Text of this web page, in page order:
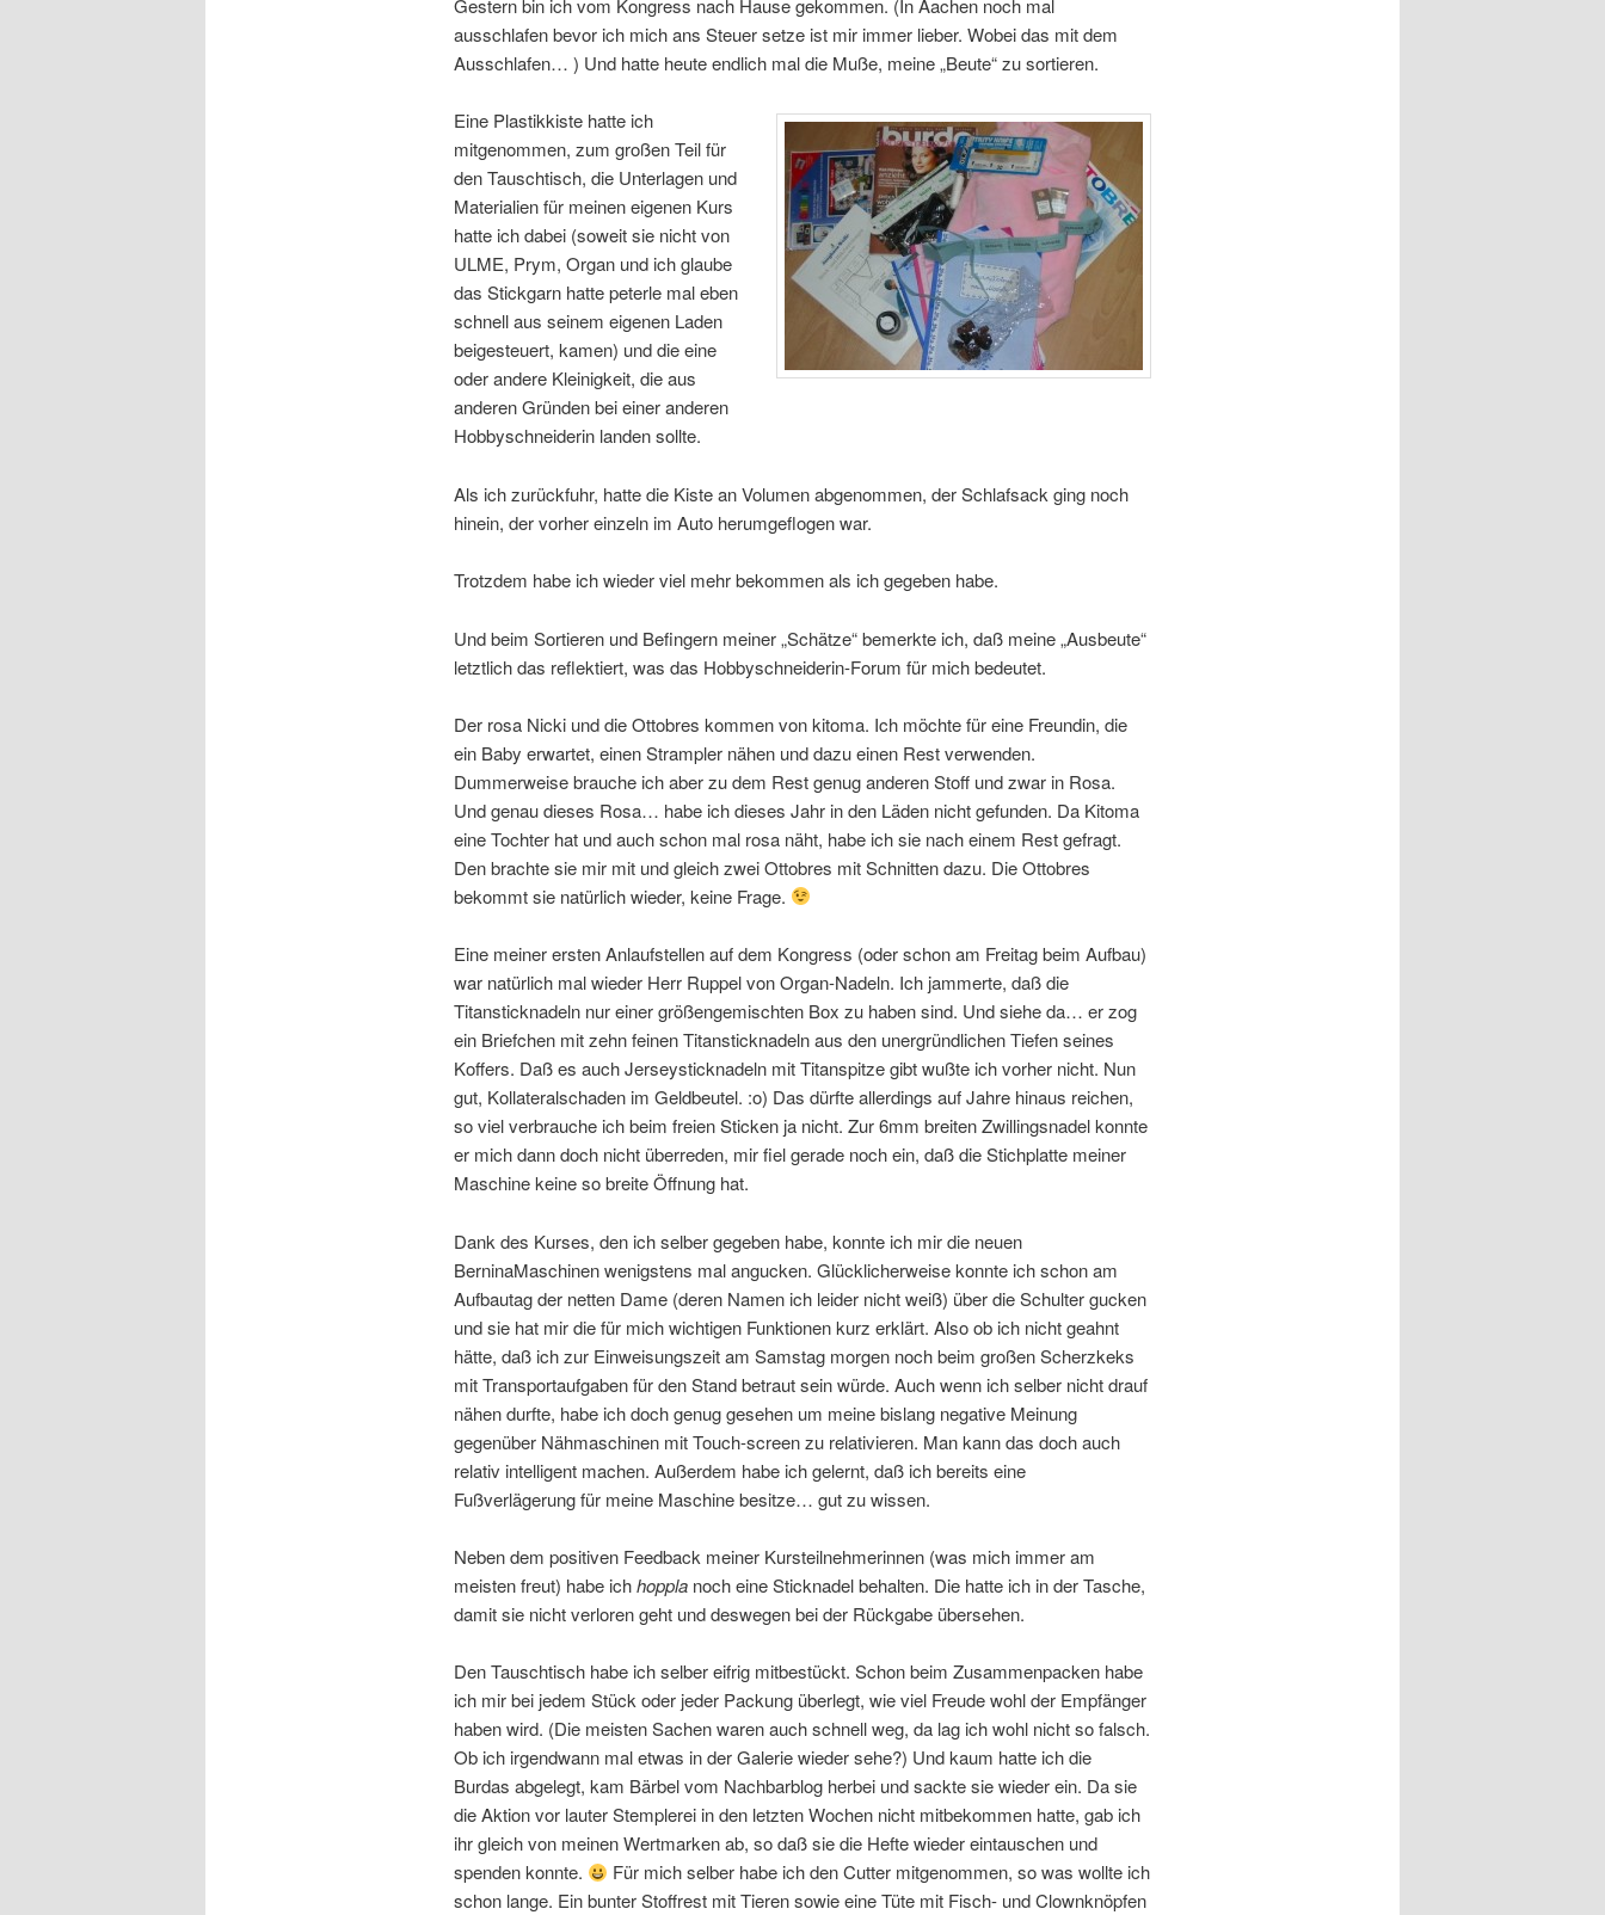
Gestern bin ich vom Kongress nach Hause gekommen. (In Aachen noch mal
ausschlafen bevor ich mich ans Steuer setze ist mir immer lieber. Wobei das mit dem
Ausschlafen… ) Und hatte heute endlich mal die Muße, meine „Beute“ zu sortieren.
Eine Plastikkiste hatte ich
mitgenommen, zum großen Teil für
den Tauschtisch, die Unterlagen und
Materialien für meinen eigenen Kurs
hatte ich dabei (soweit sie nicht von
ULME, Prym, Organ und ich glaube
das Stickgarn hatte peterle mal eben
schnell aus seinem eigenen Laden
beigesteuert, kamen) und die eine
oder andere Kleinigkeit, die aus
anderen Gründen bei einer anderen
Hobbyschneiderin landen sollte.
Als ich zurückfuhr, hatte die Kiste an Volumen abgenommen, der Schlafsack ging noch
hinein, der vorher einzeln im Auto herumgeflogen war.
Trotzdem habe ich wieder viel mehr bekommen als ich gegeben habe.
Und beim Sortieren und Befingern meiner „Schätze“ bemerkte ich, daß meine „Ausbeute“
letztlich das reflektiert, was das Hobbyschneiderin-Forum für mich bedeutet.
Der rosa Nicki und die Ottobres kommen von kitoma. Ich möchte für eine Freundin, die
ein Baby erwartet, einen Strampler nähen und dazu einen Rest verwenden.
Dummerweise brauche ich aber zu dem Rest genug anderen Stoff und zwar in Rosa.
Und genau dieses Rosa… habe ich dieses Jahr in den Läden nicht gefunden. Da Kitoma
eine Tochter hat und auch schon mal rosa näht, habe ich sie nach einem Rest gefragt.
Den brachte sie mir mit und gleich zwei Ottobres mit Schnitten dazu. Die Ottobres
bekommt sie natürlich wieder, keine Frage.
Eine meiner ersten Anlaufstellen auf dem Kongress (oder schon am Freitag beim Aufbau)
war natürlich mal wieder Herr Ruppel von Organ-Nadeln. Ich jammerte, daß die
Titansticknadeln nur einer größengemischten Box zu haben sind. Und siehe da… er zog
ein Briefchen mit zehn feinen Titansticknadeln aus den unergründlichen Tiefen seines
Koffers. Daß es auch Jerseysticknadeln mit Titanspitze gibt wußte ich vorher nicht. Nun
gut, Kollateralschaden im Geldbeutel. :o) Das dürfte allerdings auf Jahre hinaus reichen,
so viel verbrauche ich beim freien Sticken ja nicht. Zur 6mm breiten Zwillingsnadel konnte
er mich dann doch nicht überreden, mir fiel gerade noch ein, daß die Stichplatte meiner
Maschine keine so breite Öffnung hat.
Dank des Kurses, den ich selber gegeben habe, konnte ich mir die neuen
BerninaMaschinen wenigstens mal angucken. Glücklicherweise konnte ich schon am
Aufbautag der netten Dame (deren Namen ich leider nicht weiß) über die Schulter gucken
und sie hat mir die für mich wichtigen Funktionen kurz erklärt. Also ob ich nicht geahnt
hätte, daß ich zur Einweisungszeit am Samstag morgen noch beim großen Scherzkeks
mit Transportaufgaben für den Stand betraut sein würde. Auch wenn ich selber nicht drauf
nähen durfte, habe ich doch genug gesehen um meine bislang negative Meinung
gegenüber Nähmaschinen mit Touch-screen zu relativieren. Man kann das doch auch
relativ intelligent machen. Außerdem habe ich gelernt, daß ich bereits eine
Fußverlägerung für meine Maschine besitze… gut zu wissen.
Neben dem positiven Feedback meiner Kursteilnehmerinnen (was mich immer am
meisten freut) habe ichhopplanoch eine Sticknadel behalten. Die hatte ich in der Tasche,
damit sie nicht verloren geht und deswegen bei der Rückgabe übersehen.
Den Tauschtisch habe ich selber eifrig mitbestückt. Schon beim Zusammenpacken habe
ich mir bei jedem Stück oder jeder Packung überlegt, wie viel Freude wohl der Empfänger
haben wird. (Die meisten Sachen waren auch schnell weg, da lag ich wohl nicht so falsch.
Ob ich irgendwann mal etwas in der Galerie wieder sehe?) Und kaum hatte ich die
Burdas abgelegt, kam Bärbel vom Nachbarblog herbei und sackte sie wieder ein. Da sie
die Aktion vor lauter Stemplerei in den letzten Wochen nicht mitbekommen hatte, gab ich
ihr gleich von meinen Wertmarken ab, so daß sie die Hefte wieder eintauschen und
spenden konnte.
Für mich selber habe ich den Cutter mitgenommen, so was wollte ich
schon lange. Ein bunter Stoffrest mit Tieren sowie eine Tüte mit Fisch- und Clownknöpfen